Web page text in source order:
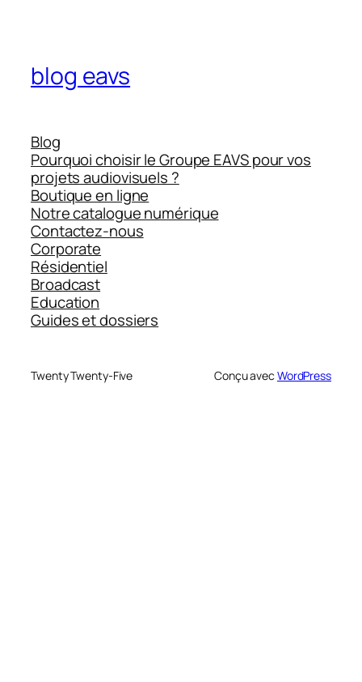
blog eavs
Blog
Pourquoi choisir le Groupe EAVS pour vos
projets audiovisuels ?
Boutique en ligne
Notre catalogue numérique
Contactez-nous
Corporate
Résidentiel
Broadcast
Education
Guides et dossiers
Twenty Twenty-Five Conçu avec WordPress